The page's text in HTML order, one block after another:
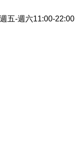
五-週六11:00-22:00